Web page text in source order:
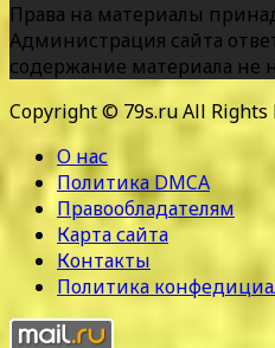
Права на материалы
Администрация сайта
содержание материала не
Copyright © 79s.ru All Rights
О нас
Политика DMCA
Правообладателям
Карта сайта
Контакты
Политика